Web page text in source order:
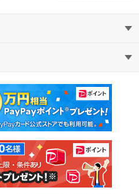
中古マンション
中古一戸建て
土地
教えて！住まいの先生